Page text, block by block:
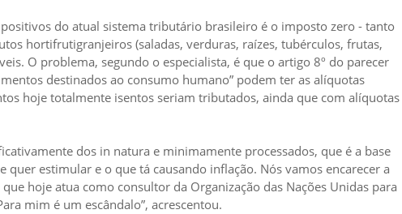
do atual sistema tributário brasileiro é o imposto zero - tanto
hortifrutigranjeiros (saladas, verduras, raízes, tubérculos, frutas,
O problema, segundo o especialista, é que o artigo 8º do parecer
destinados ao consumo humano” podem ter as alíquotas
hoje totalmente isentos seriam tributados, ainda que com alíquotas
dos in natura e minimamente processados, que é a base
quer estimular e o que tá causando inflação. Nós vamos encarecer a
hoje atua como consultor da Organização das Nações Unidas para
mim é um escândalo”, acrescentou.